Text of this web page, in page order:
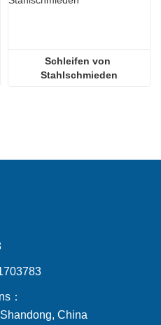
Schleifen von
Stahlschmieden
：
China